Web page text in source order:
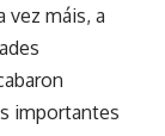
vez máis, a
importantes